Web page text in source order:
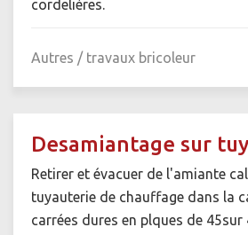
cordelières.
Autres / travaux bricoleur
Desamiantage sur
Retirer et évacuer de l'amiante
tuyauterie de chauffage dans la
carrées dures en plques de 45sur